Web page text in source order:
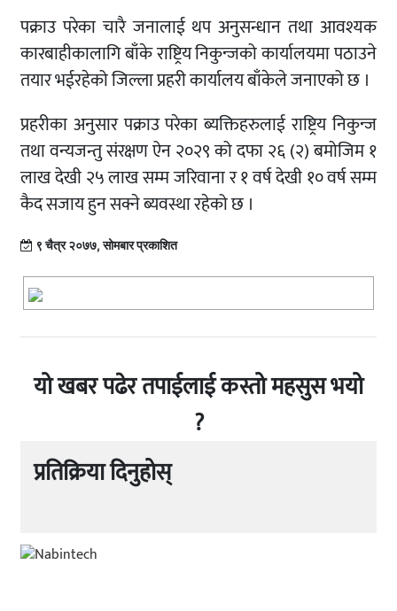
पक्राउ परेका चारै जनालाई थप अनुसन्धान तथा आवश्यक
कारबाहीकालागि बाँके राष्ट्रिय निकुन्जको कार्यालयमा पठाउने
तयार भईरहेको जिल्ला प्रहरी कार्यालय बाँकेले जनाएको छ ।
प्रहरीका अनुसार पक्राउ परेका ब्यक्तिहरुलाई राष्ट्रिय निकुन्ज
तथा वन्यजन्तु संरक्षण ऐन २०२९ को दफा २६ (२) बमोजिम १
लाख देखी २५ लाख सम्म जरिवाना र १ वर्ष देखी १० वर्ष सम्म
कैद सजाय हुन सक्ने ब्यवस्था रहेको छ ।
९ चैत्र २०७७, सोमबार प्रकाशित
यो खबर पढेर तपाईलाई कस्तो महसुस भयो
?
प्रतिक्रिया दिनुहोस्